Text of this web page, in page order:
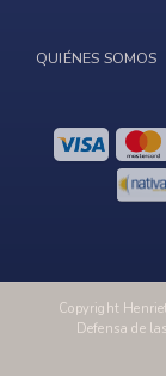
QUIÉNES SOMOS
Copyright
Defensa de